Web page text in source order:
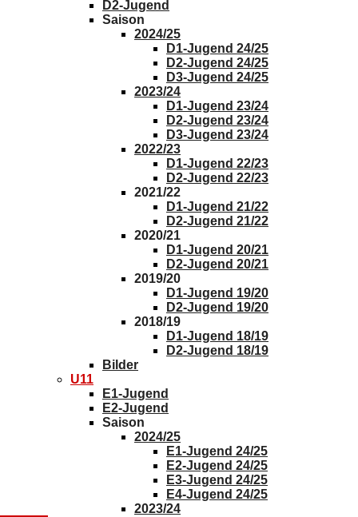
D2-Jugend
Saison
2024/25
D1-Jugend 24/25
D2-Jugend 24/25
D3-Jugend 24/25
2023/24
D1-Jugend 23/24
D2-Jugend 23/24
D3-Jugend 23/24
2022/23
D1-Jugend 22/23
D2-Jugend 22/23
2021/22
D1-Jugend 21/22
D2-Jugend 21/22
2020/21
D1-Jugend 20/21
D2-Jugend 20/21
2019/20
D1-Jugend 19/20
D2-Jugend 19/20
2018/19
D1-Jugend 18/19
D2-Jugend 18/19
Bilder
U11
E1-Jugend
E2-Jugend
Saison
2024/25
E1-Jugend 24/25
E2-Jugend 24/25
E3-Jugend 24/25
E4-Jugend 24/25
2023/24